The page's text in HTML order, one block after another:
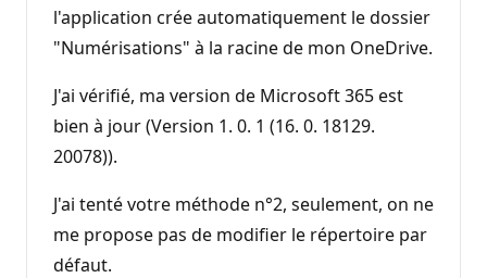
l'application crée automatiquement le dossier
"Numérisations" à la racine de mon OneDrive.
J'ai vérifié, ma version de Microsoft 365 est
bien à jour (Version 1. 0. 1 (16. 0. 18129.
20078)).
J'ai tenté votre méthode n°2, seulement, on ne
me propose pas de modifier le répertoire par
défaut.